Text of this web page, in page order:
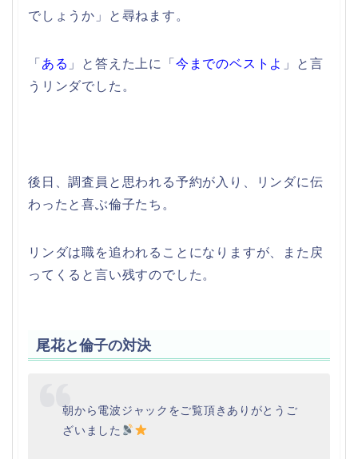
でしょうか」と尋ねます。
「 ある 」と答えた上に「 今までのベストよ 」と言
うリンダでした。
後日、調査員と思われる予約が入り、リンダに伝
わったと喜ぶ倫子たち。
リンダは職を追われることになりますが、また戻
ってくると言い残すのでした。
尾花と倫子の対決
朝から電波ジャックをご覧頂きありがとうご
ざいました